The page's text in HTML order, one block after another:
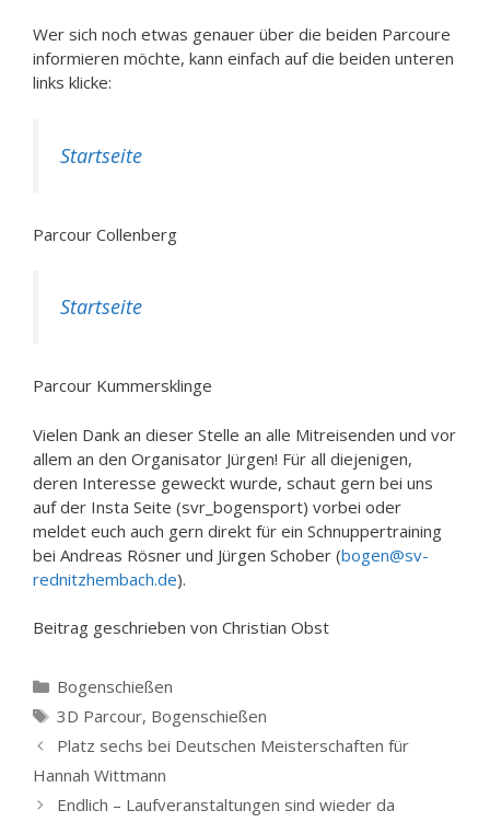
Wer sich noch etwas genauer über die beiden Parcoure
informieren möchte, kann einfach auf die beiden unteren
links klicke:
Startseite
Parcour Collenberg
Startseite
Parcour Kummersklinge
Vielen Dank an dieser Stelle an alle Mitreisenden und vor
allem an den Organisator Jürgen! Für all diejenigen,
deren Interesse geweckt wurde, schaut gern bei uns
auf der Insta Seite (svr_bogensport) vorbei oder
meldet euch auch gern direkt für ein Schnuppertraining
bei Andreas Rösner und Jürgen Schober (bogen@sv-
rednitzhembach.de).
Beitrag geschrieben von Christian Obst
Kategorien
Bogenschießen
Schlagwörter
3D Parcour, Bogenschießen
Platz sechs bei Deutschen Meisterschaften für
Hannah Wittmann
Endlich – Laufveranstaltungen sind wieder da